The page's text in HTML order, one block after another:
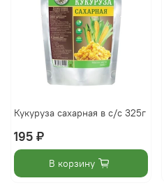
Кукуруза сахарная в с/с 325г
195 ₽
В корзину